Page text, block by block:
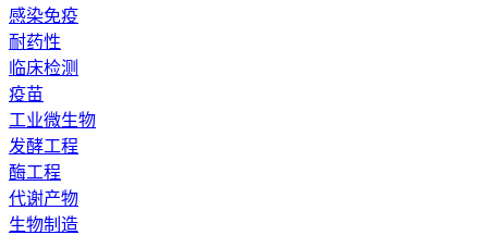
感染免疫
耐药性
临床检测
疫苗
工业微生物
发酵工程
酶工程
代谢产物
生物制造